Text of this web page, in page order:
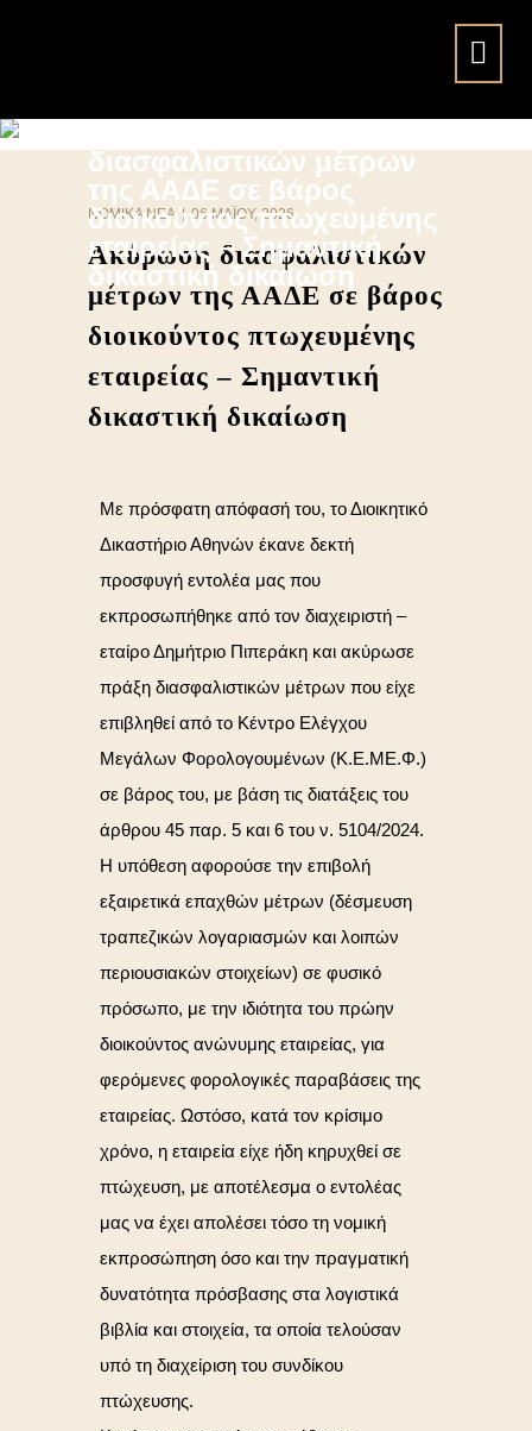
διασφαλιστικών μέτρων
της ΑΑΔΕ σε βάρος
διοικούντος πτωχευμένης
εταιρείας – Σημαντική
δικαστική δικαίωση
ΝΟΜΙΚΆ ΝΈΑ | 06 ΜΑΪ́ΟΥ, 2026
Ακύρωση διασφαλιστικών
μέτρων της ΑΑΔΕ σε βάρος
διοικούντος πτωχευμένης
εταιρείας – Σημαντική
δικαστική δικαίωση
Με πρόσφατη απόφασή του, το Διοικητικό
Δικαστήριο Αθηνών έκανε δεκτή
προσφυγή εντολέα μας που
εκπροσωπήθηκε από τον διαχειριστή –
εταίρο Δημήτριο Πιπεράκη και ακύρωσε
πράξη διασφαλιστικών μέτρων που είχε
επιβληθεί από το Κέντρο Ελέγχου
Μεγάλων Φορολογουμένων (Κ.Ε.ΜΕ.Φ.)
σε βάρος του, με βάση τις διατάξεις του
άρθρου 45 παρ. 5 και 6 του ν. 5104/2024.
Η υπόθεση αφορούσε την επιβολή
εξαιρετικά επαχθών μέτρων (δέσμευση
τραπεζικών λογαριασμών και λοιπών
περιουσιακών στοιχείων) σε φυσικό
πρόσωπο, με την ιδιότητα του πρώην
διοικούντος ανώνυμης εταιρείας, για
φερόμενες φορολογικές παραβάσεις της
εταιρείας. Ωστόσο, κατά τον κρίσιμο
χρόνο, η εταιρεία είχε ήδη κηρυχθεί σε
πτώχευση, με αποτέλεσμα ο εντολέας
μας να έχει απολέσει τόσο τη νομική
εκπροσώπηση όσο και την πραγματική
δυνατότητα πρόσβασης στα λογιστικά
βιβλία και στοιχεία, τα οποία τελούσαν
υπό τη διαχείριση του συνδίκου
πτώχευσης.